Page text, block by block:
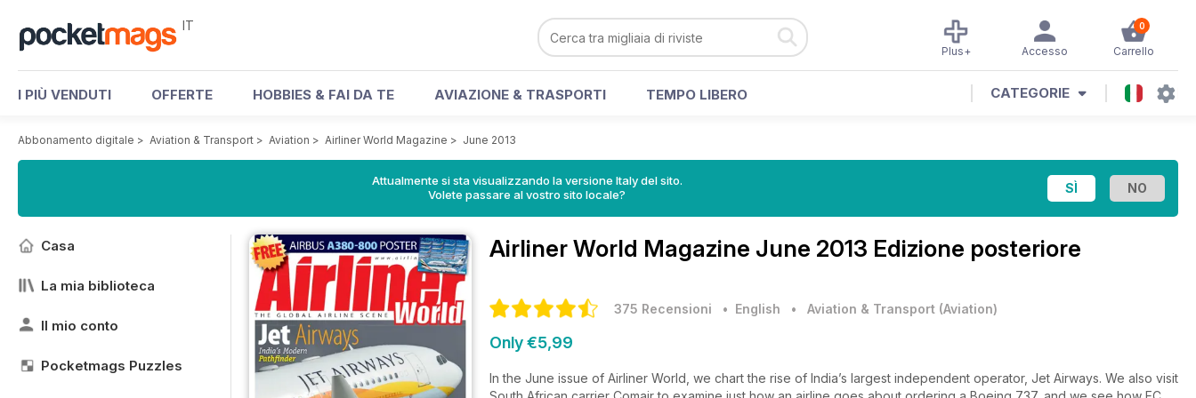
IT 0
Carrello
Accesso
Plus+
I PIÙ VENDUTI OFFERTE HOBBIES & FAI DA TE AVIAZIONE & TRASPORTI TEMPO LIBERO CATEGORIE
Abbonamento digitale > Aviation & Transport > Aviation > Airliner World Magazine > June 2013
Attualmente si sta visualizzando la versione Italy del sito.
Volete passare al vostro sito locale?
Casa
La mia biblioteca
Il mio conto
Pocketmags Puzzles
Airliner World Magazine June 2013 Edizione posteriore
375 Recensioni • English • Aviation & Transport (Aviation)
Only €5,99
In the June issue of Airliner World, we chart the rise of India’s largest independent operator, Jet Airways. We also visit